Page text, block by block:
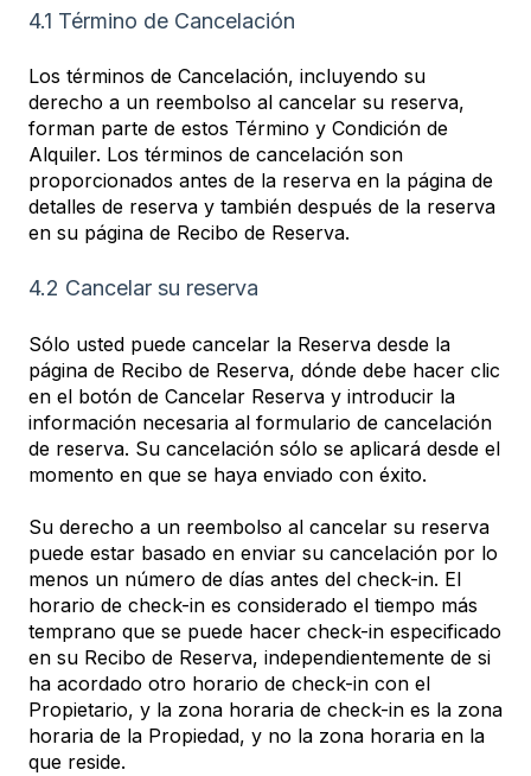
4.1 Término de Cancelación
Los términos de Cancelación, incluyendo su
derecho a un reembolso al cancelar su reserva,
forman parte de estos Término y Condición de
Alquiler. Los términos de cancelación son
proporcionados antes de la reserva en la página de
detalles de reserva y también después de la reserva
en su página de Recibo de Reserva.
4.2 Cancelar su reserva
Sólo usted puede cancelar la Reserva desde la
página de Recibo de Reserva, dónde debe hacer clic
en el botón de Cancelar Reserva y introducir la
información necesaria al formulario de cancelación
de reserva. Su cancelación sólo se aplicará desde el
momento en que se haya enviado con éxito.
Su derecho a un reembolso al cancelar su reserva
puede estar basado en enviar su cancelación por lo
menos un número de días antes del check-in. El
horario de check-in es considerado el tiempo más
temprano que se puede hacer check-in especificado
en su Recibo de Reserva, independientemente de si
ha acordado otro horario de check-in con el
Propietario, y la zona horaria de check-in es la zona
horaria de la Propiedad, y no la zona horaria en la
que reside.